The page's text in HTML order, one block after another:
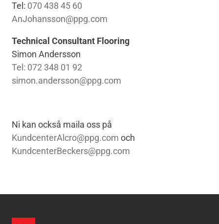
Tel: 070 438 45 60
AnJohansson@ppg.com
Technical Consultant Flooring
Simon Andersson
Tel: 072 348 01 92
simon.andersson@ppg.com
Ni kan också maila oss på
KundcenterAlcro@ppg.com och
KundcenterBeckers@ppg.com